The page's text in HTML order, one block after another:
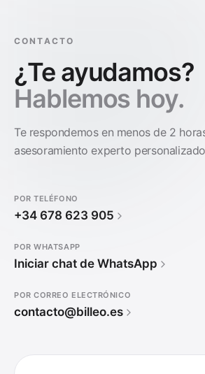
CONTACTO
¿Te ayudamos?
Hablemos hoy.
Te respondemos en menos de 2
asesoramiento experto
POR TELÉFONO
+34 678 623 905
POR WHATSAPP
Iniciar chat de WhatsApp
POR CORREO ELECTRÓNICO
contacto@billeo.es